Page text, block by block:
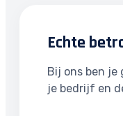
Echte
Bij ons ben je
je bedrijf en